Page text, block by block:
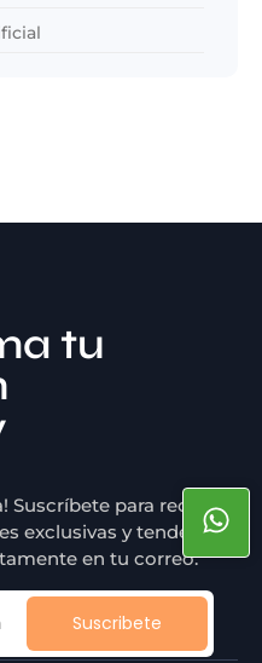
tu
Suscríbete para recibir
exclusivas y tendencias
en tu correo.
Suscribete